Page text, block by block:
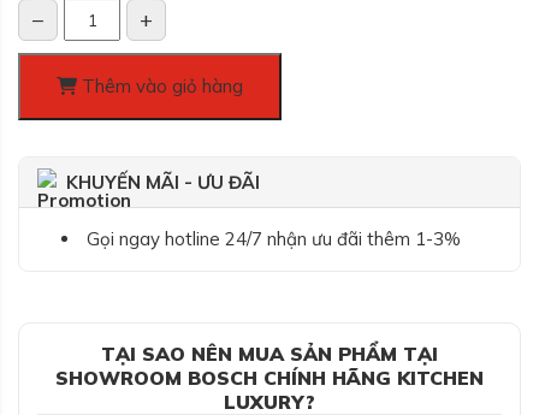
Viên
rửa
hộp
52
viên
− +
Thêm vào giỏ hàng
KHUYẾN MÃI - ƯU ĐÃI
Gọi ngay hotline 24/7 nhận ưu đãi thêm 1-3%
TẠI SAO NÊN MUA SẢN PHẨM TẠI
SHOWROOM BOSCH CHÍNH HÃNG KITCHEN
LUXURY?